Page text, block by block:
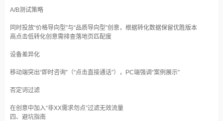
A/B测试策略‌
同时投放“价格导向型”与“品质导向型”创意，根据转化数据保留优胜版本‌
高点击低转化创意需排查落地页匹配度‌
设备差异化‌
移动端突出“即时咨询”（“点击直接通话”），PC端强调“案例展示”‌
否定词过滤‌
在创意中加入“非XX需求勿点”过滤无效流量‌
四、避坑指南